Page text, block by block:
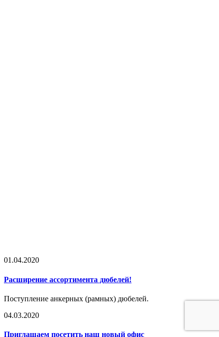
01.04.2020
Расширение ассортимента дюбелей!
Поступление анкерных (рамных) дюбелей.
04.03.2020
Приглашаем посетить наш новый офис